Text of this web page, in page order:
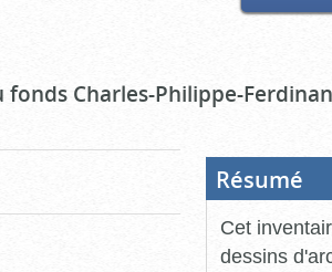
Charles-Philippe-
Résumé
Cet
dessins